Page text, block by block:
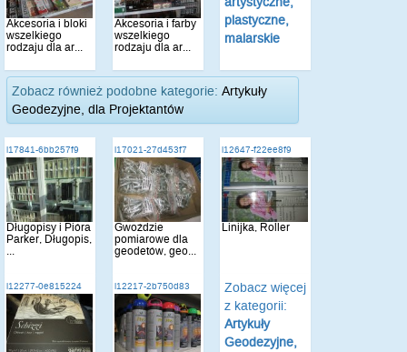
Akcesoria i bloki
wszelkiego
rodzaju dla ar...
Akcesoria i farby
wszelkiego
rodzaju dla ar...
plastyczne,
malarskie
Zobacz również podobne kategorie: Artykuły
Geodezyjne, dla Projektantów
i17841-6bb257f9
Długopisy i Pióra
Parker, Długopis,
i17021-27d453f7
Gwoździe
pomiarowe dla
geodetów, geo...
i12647-f22ee8f9
Linijka, Roller
i12277-0e815224 i12217-2b750d83
Zobacz więcej
z kategorii:
Artykuły
Geodezyjne,